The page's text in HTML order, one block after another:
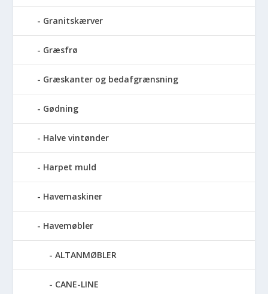
Granitskærver
Græsfrø
Græskanter og bedafgrænsning
Gødning
Halve vintønder
Harpet muld
Havemaskiner
Havemøbler
ALTANMØBLER
CANE-LINE